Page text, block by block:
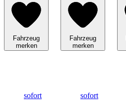
Fahrzeug
merken
Fahrzeug
merken
sofort
sofort